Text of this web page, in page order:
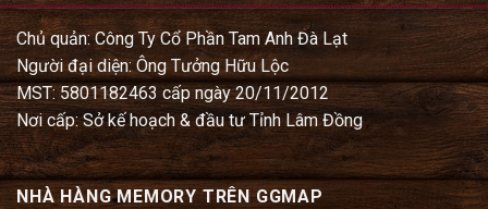
Chủ quản: Công Ty Cổ Phần Tam Anh Đà Lạt
Người đại diện: Ông Tưởng Hữu Lộc
MST: 5801182463 cấp ngày 20/11/2012
Nơi cấp: Sở kế hoạch & đầu tư Tỉnh Lâm Đồng
NHÀ HÀNG MEMORY TRÊN GGMAP